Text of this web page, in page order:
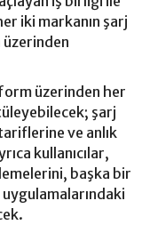
iki markanın şarj
üzerinden her
şarj
ve anlık
kullanıcılar,
başka bir